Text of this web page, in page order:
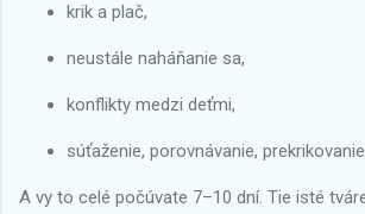
krik a plač,
neustále naháňanie sa,
konflikty medzi deťmi,
súťaženie, porovnávanie,
A vy to celé počúvate 7–10 dní. Tie isté